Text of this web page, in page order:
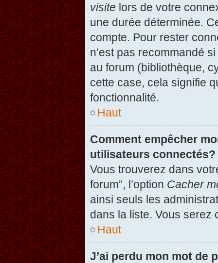
visite lors de votre
une durée déterminée.
compte. Pour rester
n’est pas recommandé
au forum (bibliothèque,
cette case, cela signifie
fonctionnalité.
Haut
Comment empêcher
utilisateurs connectés?
Vous trouverez dans
forum”, l’option Cacher
ainsi seuls les
dans la liste. Vous serez
Haut
J’ai perdu mon mot de